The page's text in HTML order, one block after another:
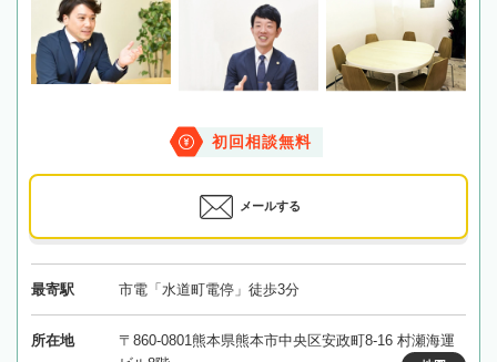
初回相談無料
メールする
最寄駅 市電「水道町電停」徒歩3分
所在地
〒860-0801熊本県熊本市中央区安政町8-16 村瀬海運